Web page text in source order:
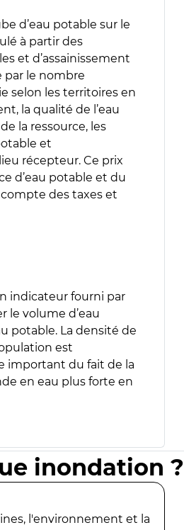
d’eau potable sur le
à partir des
et d’assainissement
par le nombre
selon les territoires en
la qualité de l’eau
la ressource, les
et
récepteur. Ce prix
d’eau potable et du
des taxes et
indicateur fourni par
le volume d’eau
potable. La densité de
est
important du fait de la
en eau plus forte en
inondation ?
l'environnement et la